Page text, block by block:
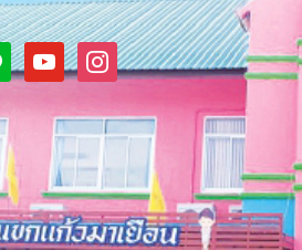
youtubeinstagram